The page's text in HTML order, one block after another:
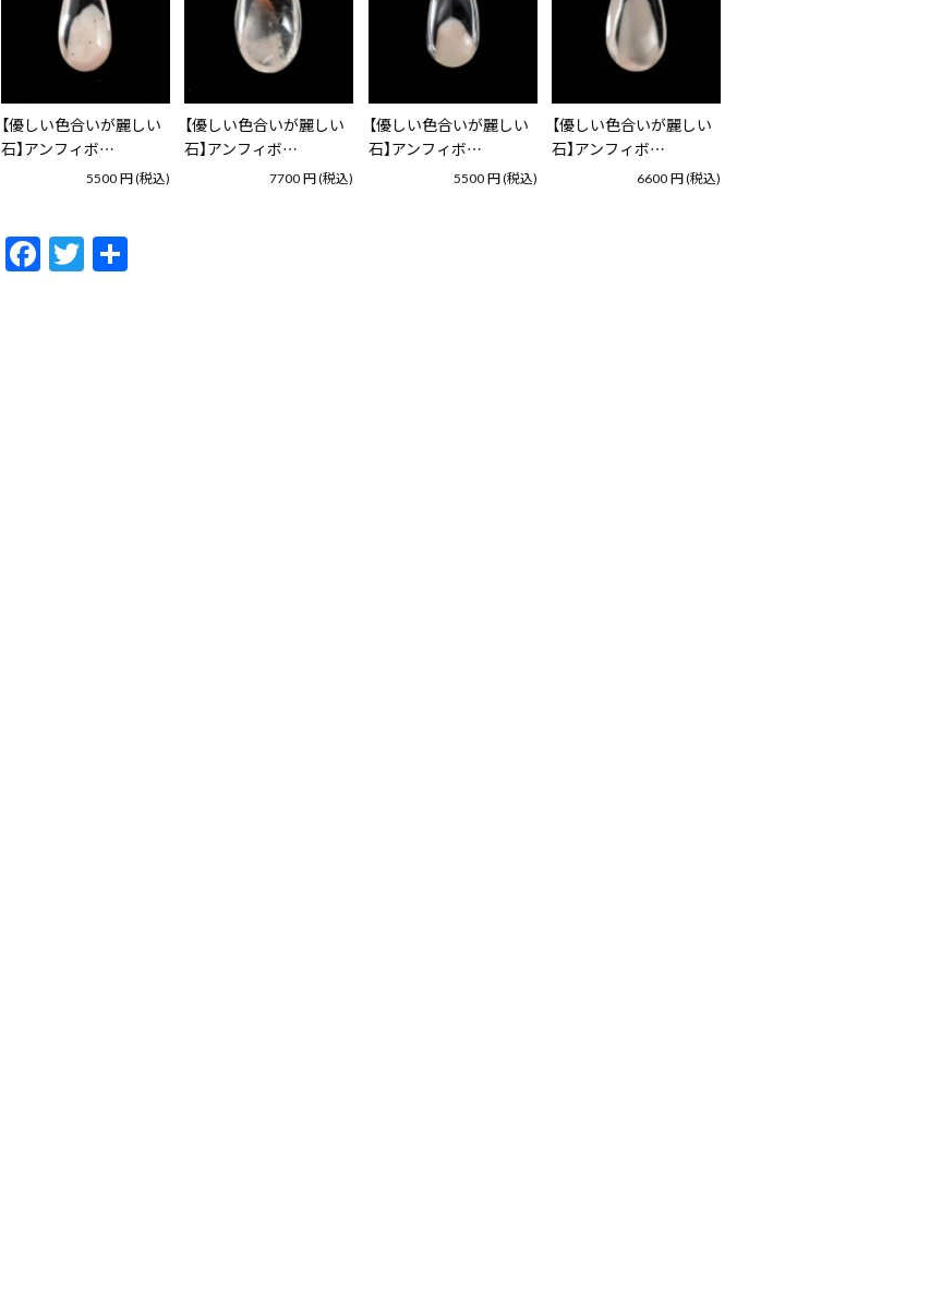
【優しい色合いが麗しい
石】アンフィボ…
5500円(税込)
【優しい色合いが麗しい
石】アンフィボ…
7700円(税込)
【優しい色合いが麗しい
石】アンフィボ…
5500円(税込)
【優しい色合いが麗しい
石】アンフィボ…
6600円(税込)
F
ac
T
w